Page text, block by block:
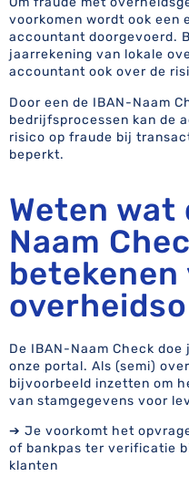
voorkomen wordt ook een
accountant doorgevoerd.
jaarrekening van lokale
accountant ook over de
Door een de IBAN-Naam
bedrijfsprocessen kan de
risico op fraude bij
beperkt.
Weten wat
Naam
De IBAN-Naam Check
onze portal. Als (semi)
bijvoorbeeld inzetten om
van stamgegevens voor
➔ Je voorkomt het
of bankpas ter verificatie
klanten